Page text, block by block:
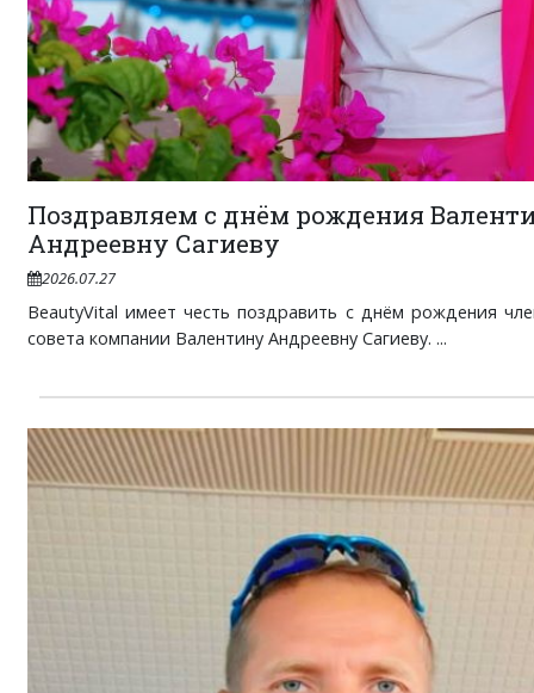
Поздравляем с днём рождения
Андреевну Сагиеву
2026.07.27
BeautyVital имеет честь поздравить с днём рождения
совета компании Валентину Андреевну Сагиеву. ...